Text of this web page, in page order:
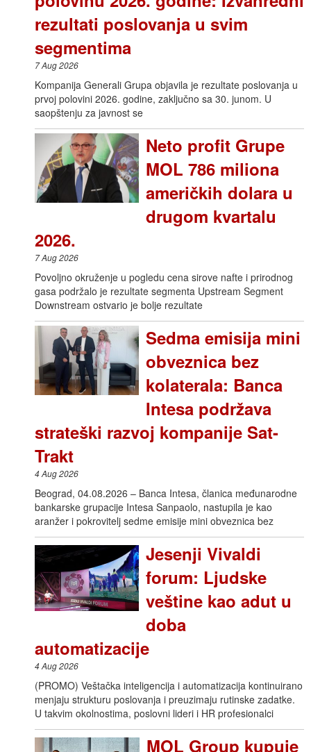
rezultati poslovanja u svim
segmentima
7 Aug 2026
Kompanija Generali Grupa objavila je rezultate poslovanja u
prvoj polovini 2026. godine, zaključno sa 30. junom. U
saopštenju za javnost se
Neto profit Grupe
MOL 786 miliona
američkih dolara u
drugom kvartalu
2026.
7 Aug 2026
Povoljno okruženje u pogledu cena sirove nafte i prirodnog
gasa podržalo je rezultate segmenta Upstream Segment
Downstream ostvario je bolje rezultate
Sedma emisija mini
obveznica bez
kolaterala: Banca
Intesa podržava
strateški razvoj kompanije Sat-
Trakt
4 Aug 2026
Beograd, 04.08.2026 – Banca Intesa, članica međunarodne
bankarske grupacije Intesa Sanpaolo, nastupila je kao
aranžer i pokrovitelj sedme emisije mini obveznica bez
Jesenji Vivaldi
forum: Ljudske
veštine kao adut u
doba
automatizacije
4 Aug 2026
(PROMO) Veštačka inteligencija i automatizacija kontinuirano
menjaju strukturu poslovanja i preuzimaju rutinske zadatke.
U takvim okolnostima, poslovni lideri i HR profesionalci
MOL Group kupuje